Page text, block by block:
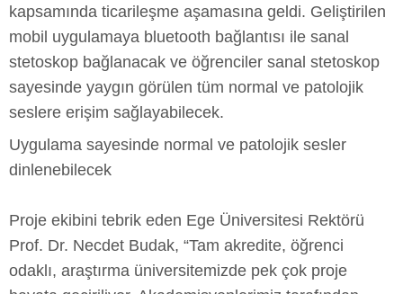
kapsamında ticarileşme aşamasına geldi. Geliştirilen
mobil uygulamaya bluetooth bağlantısı ile sanal
stetoskop bağlanacak ve öğrenciler sanal stetoskop
sayesinde yaygın görülen tüm normal ve patolojik
seslere erişim sağlayabilecek.
Uygulama sayesinde normal ve patolojik sesler
dinlenebilecek
Proje ekibini tebrik eden Ege Üniversitesi Rektörü
Prof. Dr. Necdet Budak, “Tam akredite, öğrenci
odaklı, araştırma üniversitemizde pek çok proje